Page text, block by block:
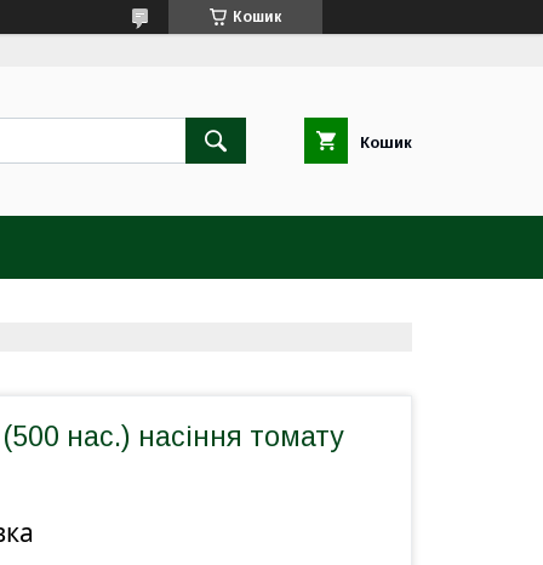
Кошик
Кошик
нас.) насіння томату